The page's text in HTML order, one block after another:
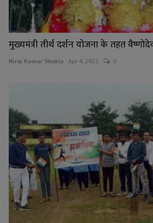
मुख्यमंत्री तीर्थ दर्शन योजना के तहत
Niraj Kumar Shukla Apr 4, 2022 0